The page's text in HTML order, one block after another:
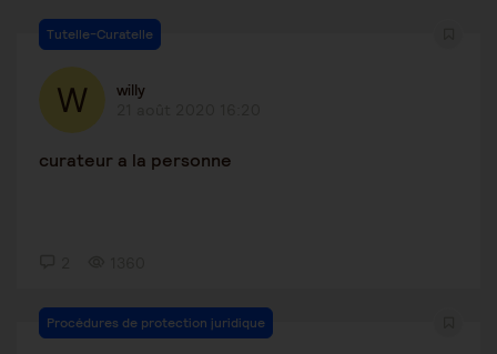
Tutelle-Curatelle
willy
curateur a la personne
Procédures de protection juridique